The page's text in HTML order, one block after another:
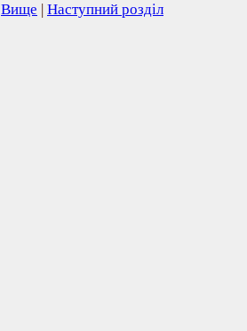
Вище | Наступний розділ